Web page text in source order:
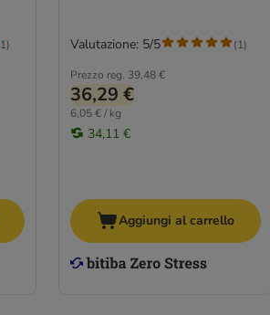
1)
Prezzo reg. 39,48 €
36,29 €
6,05 € / kg
34,11 €
Valutazione: 5/5 (1)
Aggiungi al carrello